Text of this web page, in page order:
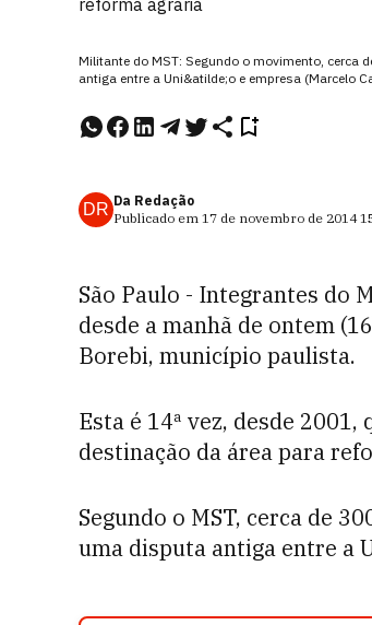
reforma agrária
Militante do MST: Segundo o movimento, cerca
antiga entre a Uni&atilde;o e empresa (Marcelo
DR Da Redação
Publicado em 17 de novembro de 2014
São Paulo - Integrantes do
desde a manhã de ontem
Borebi, município paulista.
Esta é 14ª vez, desde
destinação da área para
Segundo o MST, cerca de
uma disputa antiga entre a